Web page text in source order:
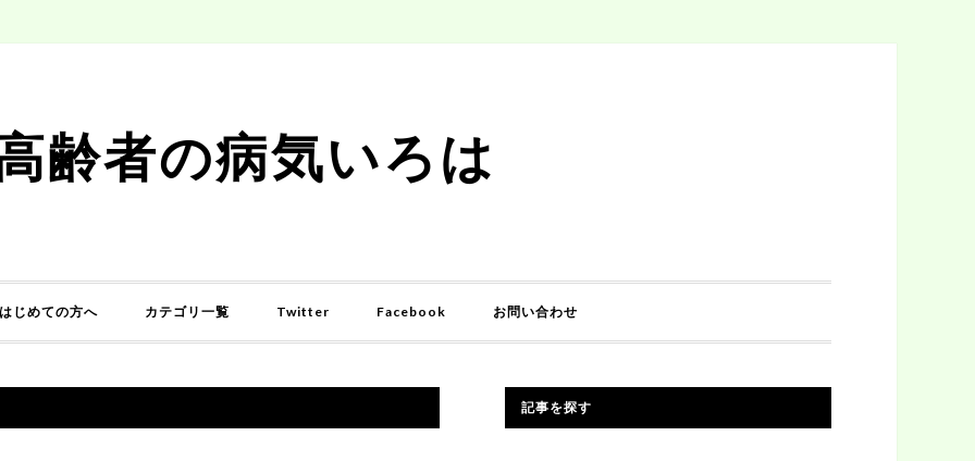
齢者の病気いろは
はじめての方へ カテゴリ一覧 Twitter Facebook お問い合わせ
記事を探す